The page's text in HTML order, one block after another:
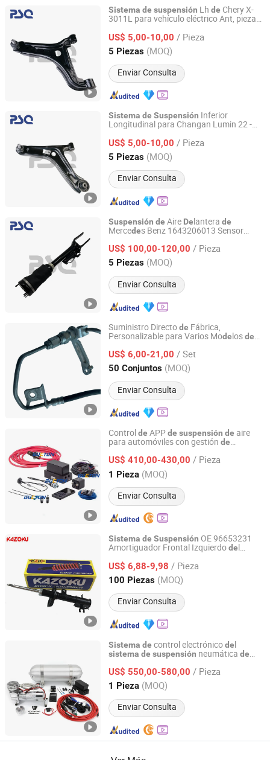
Sistema de suspensión Lh de Chery X-
3011L para vehículo eléctrico Ant, pieza
US$ 5,00-10,00 / Pieza
5 Piezas (MOQ)
Enviar Consulta
Guangzhou PSQ Auto Parts Co.,Ltd.
Guangdong, China Desde 2025
Sistema de Suspensión Inferior
Longitudinal para Changan Lumin 22 -
Auto Brazo WishbonedeAluminio
US$ 5,00-10,00 / Pieza
5 Piezas (MOQ)
Enviar Consulta
Guangzhou PSQ Auto Parts Co.,Ltd.
Guangdong, China Desde 2025
Suspensión de Aire Delantera de
Mercedes Benz 1643206013 Sensor
deResorte Amortiguador
US$ 100,00-120,00 / Pieza
5 Piezas (MOQ)
Enviar Consulta
Guangzhou PSQ Auto Parts Co.,Ltd.
Guangdong, China Desde 2025
Suministro Directode Fábrica,
Personalizable para Varios Modelosde
Ensamblesde Tuberías,
Suspensión
US$ 6,00-21,00 / Set
50 Conjuntos (MOQ)
Enviar Consulta
Qingdao Jinyuan Automotive Tubing Co., Ltd.
Shandong, China Desde 2025
Controlde APPde suspensión de aire
para automóviles con gestión de
US$ 410,00-430,00 / Pieza
1 Pieza (MOQ)
Enviar Consulta
Qingdao GKT Shock Absorption Technology Co., Ltd.
Shandong, China Desde 2024
Sistema de Suspensión OE 96653231
Amortiguador Frontal Izquierdode
Aveo Kalos 2004-2011
US$ 6,88-9,98 / Pieza
100 Piezas (MOQ)
Enviar Consulta
Roadfit Auto Parts Co., Ltd.
Jiangsu, China Desde 2026
Sistema de control electrónicodel
sistema de suspensión neumática de
Kitp03 elevador neumático
US$ 550,00-580,00 / Pieza
1 Pieza (MOQ)
Enviar Consulta
Qingdao GKT Shock Absorption Technology Co., Ltd.
Shandong, China Desde 2024